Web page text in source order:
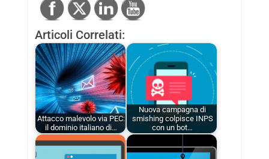
Articoli Correlati:
Attacco malevolo via PEC:
il dominio italiano di…
Nuova campagna di
smishing colpisce INPS
con un bot…